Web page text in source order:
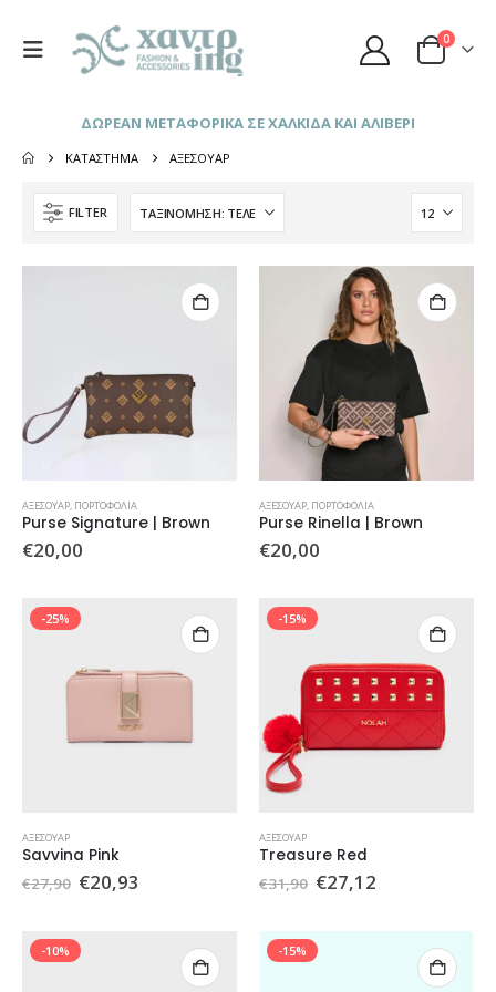
0
ΔΩΡΕΑΝ ΜΕΤΑΦΟΡΙΚΑ ΣΕ ΧΑΛΚΙΔΑ ΚΑΙ ΑΛΙΒΕΡΙ
ΚΑΤΆΣΤΗΜΑ ΑΞΕΣΟΥΆΡ
FILTER
ΑΞΕΣΟΥΆΡ, ΠΟΡΤΟΦΌΛΙΑ
Purse Signature | Brown
€20,00
ΑΞΕΣΟΥΆΡ, ΠΟΡΤΟΦΌΛΙΑ
Purse Rinella | Brown
€20,00
-25%
ΑΞΕΣΟΥΆΡ
Savvina Pink
€27,90 Original
price
€20,93
€20,93.
-15%
ΑΞΕΣΟΥΆΡ
Treasure Red
€31,90 Original
price
€27,12Η
€27,12.
-10% -15%